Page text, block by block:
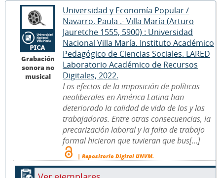
Grabación
sonora no
musical
Universidad y Economía Popular /
Navarro, Paula .- Villa María (Arturo
Jauretche 1555, 5900) : Universidad
Nacional Villa María. Instituto Académico
Pedagógico de Ciencias Sociales. LARED
Laboratorio Académico de Recursos
Digitales, 2022.
Los efectos de la imposición de políticas
neoliberales en América Latina han
deteriorado la calidad de vida de los y las
trabajadoras. Entre otras consecuencias, la
precarización laboral y la falta de trabajo
formal hicieron que tuvieran que bus[...]
| Repositorio Digital UNVM.